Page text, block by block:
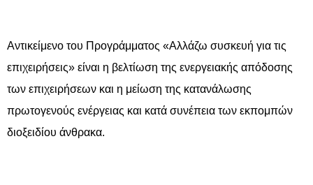
Αντικείμενο του Προγράμματος «Αλλάζω συσκευή για τις
επιχειρήσεις» είναι η βελτίωση της ενεργειακής απόδοσης
των επιχειρήσεων και η μείωση της κατανάλωσης
πρωτογενούς ενέργειας και κατά συνέπεια των εκπομπών
διοξειδίου άνθρακα.